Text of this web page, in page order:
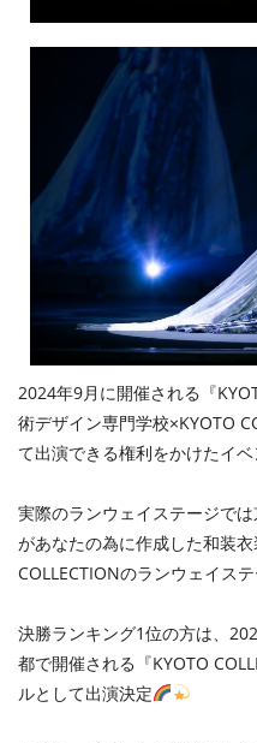
2024年9月に開催される『
術デザイン専門学校×KYOTO
て出演できる権利をかけたイ
実際のランウェイステージで
があなたの為に作成した和装
COLLECTIONのランウェイス
決勝ランキング1位の方は、
都で開催される『KYOTO
ルとして出演決定